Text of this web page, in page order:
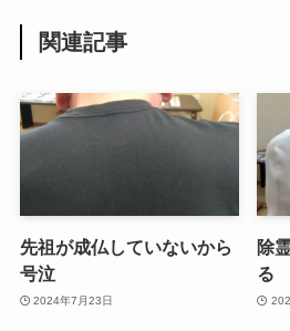
関連記事
先祖が成仏していないから
号泣
2024年7月23日
除
る